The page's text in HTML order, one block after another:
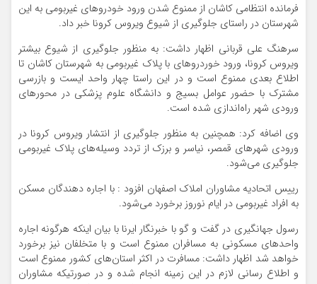
فرمانده انتظامی کاشان از ممنوع شدن ورود خودروهای غیربومی به این
شهرستان در راستای جلوگیری از شیوع ویروس کرونا خبر داد.
سرهنگ علی قربانی اظهار داشت: به منظور جلوگیری از شیوع بیشتر
ویروس کرونا، ورود خوردروهای با پلاک غیربومی به شهرستان کاشان تا
اطلاع بعدی ممنوع است و در این راستا چهار واحد ایست و بازرسی
مشترک با حضور عوامل بسیج و دانشگاه علوم پزشکی در محورهای
ورودی شهر راه‌اندازی شده است.
وی اضافه کرد: همچنین به منظور جلوگیری از انتشار ویروس کرونا در
ورودی شهرهای قمصر، نیاسر و برزک از تردد وسیله‌های پلاک غیربومی
جلوگیری می‌شود.
رییس اتحادیه مشاوران املاک اصفهان افزود : با اجاره دهندگان مسکن
به افراد غیربومی در ایام نوروز برخورد می‌شود.
رسول جهانگیری در گفت و گو با خبرنگار ایرنا با بیان اینکه هرگونه اجاره
واحدهای مسکونی به مسافران ممنوع است و با متخلفان نیز برخورد
خواهد شد اظهار داشت: مسافرت در اکثر استان‌های کشور ممنوع است
و اطلاع رسانی لازم در این زمینه انجام شده و در صورتیکه مشاوران